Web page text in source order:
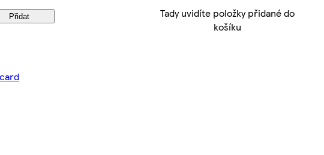
Přidat
Tady uvidíte položky přidané do
košíku